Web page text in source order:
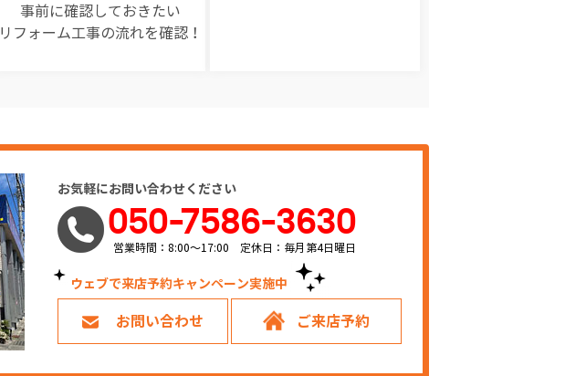
事前に確認しておきたい
リフォーム工事の流れを確認！
お気軽にお問い合わせください
050-7586-3630
営業時間：8:00～17:00 定休日：毎月第4日曜日
ウェブで来店予約キャンペーン実施中！
お問い合わせ ご来店予約